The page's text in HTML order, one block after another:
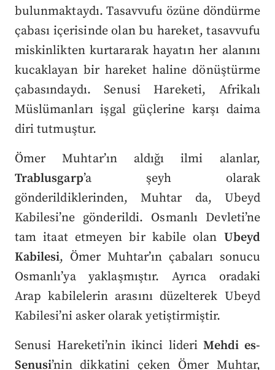
bulunmaktaydı. Tasavvufu özüne döndürme
çabası içerisinde olan bu hareket, tasavvufu
miskinlikten kurtararak hayatın her alanını
kucaklayan bir hareket haline dönüştürme
çabasındaydı. Senusi Hareketi, Afrikalı
Müslümanları işgal güçlerine karşı daima
diri tutmuştur.
Ömer Muhtar’ın aldığı ilmi alanlar,
Trablusgarp’a şeyh olarak
gönderildiklerinden, Muhtar da, Ubeyd
Kabilesi’ne gönderildi. Osmanlı Devleti’ne
tam itaat etmeyen bir kabile olan Ubeyd
Kabilesi, Ömer Muhtar’ın çabaları sonucu
Osmanlı’ya yaklaşmıştır. Ayrıca oradaki
Arap kabilelerin arasını düzelterek Ubeyd
Kabilesi’ni asker olarak yetiştirmiştir.
Senusi Hareketi’nin ikinci lideri Mehdi es-
Senusi’nin dikkatini çeken Ömer Muhtar,